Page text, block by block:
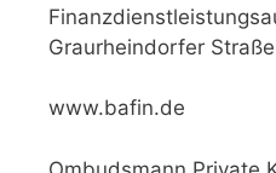
Graurheindorfer
www.bafin.de